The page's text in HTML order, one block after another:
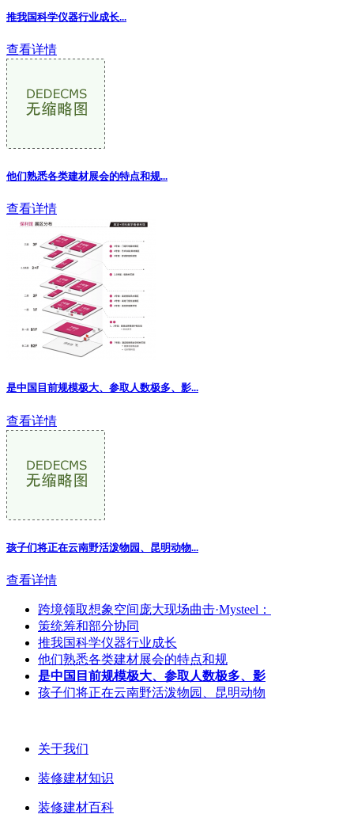
推我国科学仪器行业成长...
查看详情
他们熟悉各类建材展会的特点和规...
查看详情
是中国目前规模极大、参取人数极多、影...
查看详情
孩子们将正在云南野活泼物园、昆明动物...
查看详情
跨境领取想象空间庞大现场曲击·Mysteel：
策统筹和部分协同
推我国科学仪器行业成长
他们熟悉各类建材展会的特点和规
是中国目前规模极大、参取人数极多、影
孩子们将正在云南野活泼物园、昆明动物
关于我们
装修建材知识
装修建材百科